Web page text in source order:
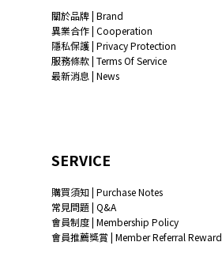
關於品牌 | Brand
異業合作 | Cooperation
隱私保護 | Privacy Protection
服務條款 | Terms Of Service
最新消息 | News
SERVICE
購買須知 | Purchase Notes
常見問題 | Q&A
會員制度 | Membership Policy
會員推薦獎賞 | Member Referral Reward